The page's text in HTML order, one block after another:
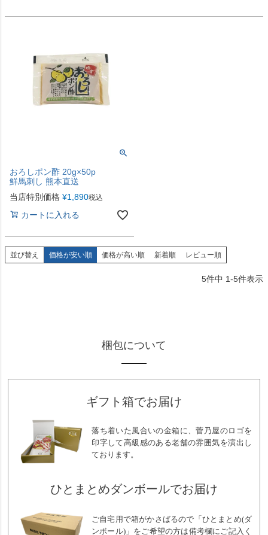
おろしポン酢 20g×50p
鮮馬刺し 熊本直送
当店特別価格 ¥1,890税込
カートに入れる
並び替え 価格が安い順 価格が高い順 新着順 レビュー順
5件中 1-5件表示
梱包について
ギフト箱でお届け
落ち着いた風合いの金箱に、菅乃屋のロゴを
印字して高級感のある老舗の雰囲気を演出し
ております。
ひとまとめダンボールでお届け
ご自宅用で箱がかさばるので「ひとまとめ(ダ
ンボール)」をご希望の方は備考欄にご記入く